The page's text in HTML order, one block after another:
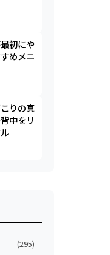
初にや
めメニ
りの真
中をリ
(295)